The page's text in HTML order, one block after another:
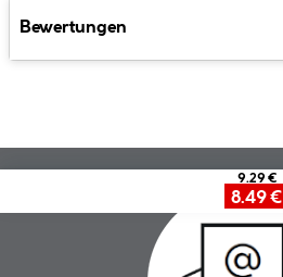
Bewertungen
9.29 €
8.49 €